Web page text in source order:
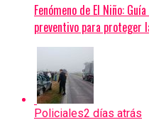
Fenómeno de El Niño:
preventivo para proteger
Policiales2 días atrás